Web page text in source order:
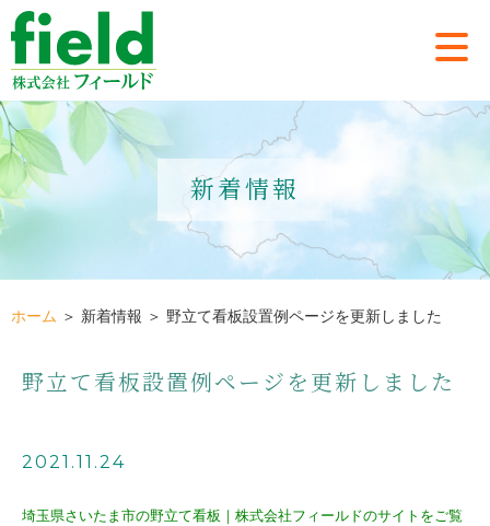
新着情報
ホーム ＞ 新着情報 ＞ 野立て看板設置例ページを更新しました
野立て看板設置例ページを更新しました
2021.11.24
埼玉県さいたま市の野立て看板｜株式会社フィールドのサイトをご覧